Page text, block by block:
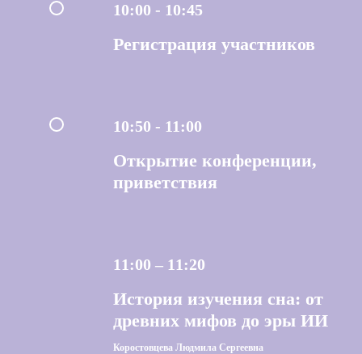
10:00 - 10:45
Регистрация участников
10:50 - 11:00
Открытие конференции,
приветствия
11:00 – 11:20
История изучения сна: от
древних мифов до эры ИИ
Коростовцева Людмила Сергеевна